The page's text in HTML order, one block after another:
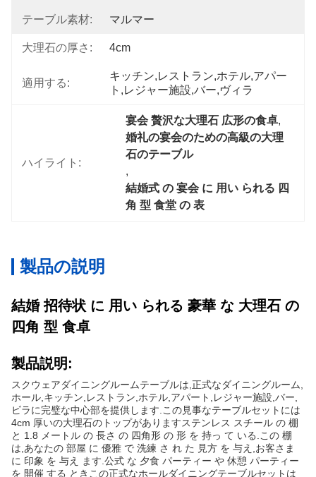
テーブル素材: マルマー
大理石の厚さ: 4cm
適用する:
キッチン,レストラン,ホテル,アパー
ト,レジャー施設,バー,ヴィラ
ハイライト:
宴会 贅沢な大理石 広形の食卓,
婚礼の宴会のための高級の大理
石のテーブル
,
結婚式 の 宴会 に 用い られる 四
角 型 食堂 の 表
製品の説明
結婚 招待状 に 用い られる 豪華 な 大理石 の
四角 型 食卓
製品説明:
スクウェアダイニングルームテーブルは,正式なダイニングルーム,
ホール,キッチン,レストラン,ホテル,アパート,レジャー施設,バー,
ビラに完璧な中心部を提供します.この見事なテーブルセットには
4cm 厚いの大理石のトップがありますステンレス スチール の 棚
と 1.8 メートル の 長さ の 四角形 の 形 を 持っ て いる.この 棚
は,あなたの 部屋 に 優雅 で 洗練 さ れ た 見方 を 与え,お客さま
に 印象 を 与え ます.公式 な 夕食 パーティー や 休憩 パーティー
を 開催 する ときこの正式なホールダイニングテーブルセットは